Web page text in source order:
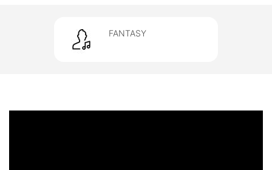
FANTASY